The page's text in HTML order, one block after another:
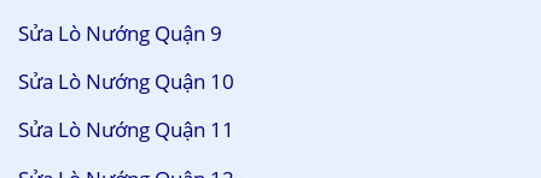
Sửa Lò Nướng Quận 9
Sửa Lò Nướng Quận 10
Sửa Lò Nướng Quận 11